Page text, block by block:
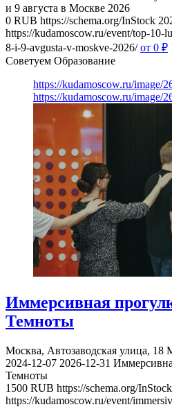
и 9 августа в Москве 2026
0 RUB https://schema.org/InStock
https://kudamoscow.ru/event/top-10-
8-i-9-avgusta-v-moskve-2026/ от 0 ₽
Советуем Образование
https://kudamoscow.ru/image/
https://kudamoscow.ru/image/
Иммерсивная
Темноты
Москва, Автозаводская улица, 18
2024-12-07 2026-12-31
Темноты
1500 RUB https://schema.org/InStock
https://kudamoscow.ru/event/